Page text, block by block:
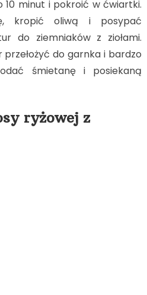
10 minut i pokroić w ćwiartki.
kropić oliwą i posypać
do ziemniaków z ziołami.
do garnka i bardzo
śmietanę i posiekaną
ryżowej z